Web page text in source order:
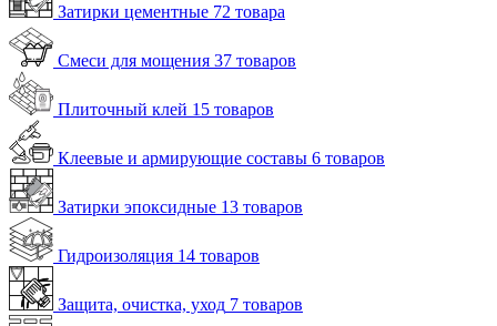
Затирки цементные 72 товара
Смеси для мощения 37 товаров
Плиточный клей 15 товаров
Клеевые и армирующие составы 6 товаров
Затирки эпоксидные 13 товаров
Гидроизоляция 14 товаров
Защита, очистка, уход 7 товаров